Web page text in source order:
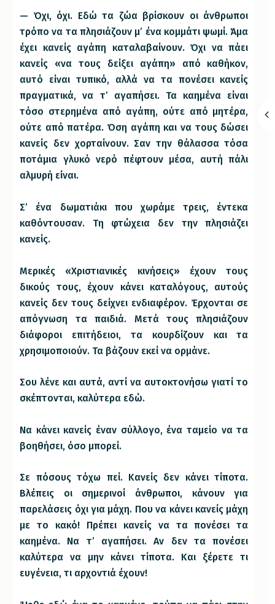
— Όχι, όχι. Εδώ τα ζώα βρίσκουν οι άνθρωποι
τρόπο να τα πλησιάζουν μ’ ένα κομμάτι ψωμί. Άμα
έχει κανείς αγάπη καταλαβαίνουν. Όχι να πάει
κανείς «να τους δείξει αγάπη» από καθήκον,
αυτό είναι τυπικό, αλλά να τα πονέσει κανείς
πραγματικά, να τ’ αγαπήσει. Τα καημένα είναι
τόσο στερημένα από αγάπη, ούτε από μητέρα,
ούτε από πατέρα. Όση αγάπη και να τους δώσει
κανείς δεν χορταίνουν. Σαν την θάλασσα τόσα
ποτάμια γλυκό νερό πέφτουν μέσα, αυτή πάλι
αλμυρή είναι.
Σ’ ένα δωματιάκι που χωράμε τρεις, έντεκα
καθόντουσαν. Τη φτώχεια δεν την πλησιάζει
κανείς.
Μερικές «Χριστιανικές κινήσεις» έχουν τους
δικούς τους, έχουν κάνει καταλόγους, αυτούς
κανείς δεν τους δείχνει ενδιαφέρον. Έρχονται σε
απόγνωση τα παιδιά. Μετά τους πλησιάζουν
διάφοροι επιτήδειοι, τα κουρδίζουν και τα
χρησιμοποιούν. Τα βάζουν εκεί να ορμάνε.
Σου λένε και αυτά, αντί να αυτοκτονήσω γιατί το
σκέπτονται, καλύτερα εδώ.
Να κάνει κανείς έναν σύλλογο, ένα ταμείο να τα
βοηθήσει, όσο μπορεί.
Σε πόσους τόχω πεί. Κανείς δεν κάνει τίποτα.
Βλέπεις οι σημερινοί άνθρωποι, κάνουν για
παρελάσεις όχι για μάχη. Που να κάνει κανείς μάχη
με το κακό! Πρέπει κανείς να τα πονέσει τα
καημένα. Να τ’ αγαπήσει. Αν δεν τα πονέσει
καλύτερα να μην κάνει τίποτα. Και ξέρετε τι
ευγένεια, τι αρχοντιά έχουν!